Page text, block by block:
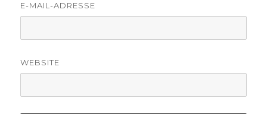
E-MAIL-ADRESSE
WEBSITE